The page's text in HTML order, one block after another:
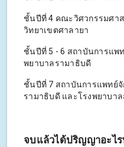
ชั้นปีที่ 4 คณะวิศวกรรมศา
วิทยาเขตศาลายา
ชั้นปีที่ 5 - 6 สถาบันการแพ
พยาบาลรามาธิบดี
ชั้นปีที่ 7 สถาบันการแพทย์
รามาธิบดี และโรงพยาบา
จบแล้วได้ปริญญาอะไร